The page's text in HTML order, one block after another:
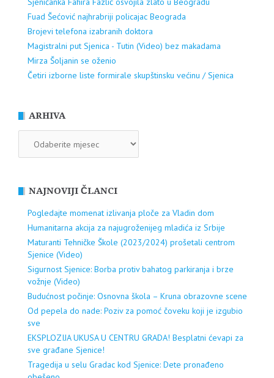
Fuad Šećović najhrabriji policajac Beograda
Brojevi telefona izabranih doktora
Magistralni put Sjenica - Tutin (Video) bez makadama
Mirza Šoljanin se oženio
Četiri izborne liste formirale skupštinsku većinu / Sjenica
ARHIVA
NAJNOVIJI ČLANCI
Pogledajte momenat izlivanja ploče za Vladin dom
Humanitarna akcija za najugroženijeg mladića iz Srbije
Maturanti Tehničke Škole (2023/2024) prošetali centrom
Sjenice (Video)
Sigurnost Sjenice: Borba protiv bahatog parkiranja i brze
vožnje (Video)
Budućnost počinje: Osnovna škola – Kruna obrazovne scene
Od pepela do nade: Poziv za pomoć čoveku koji je izgubio
sve
EKSPLOZIJA UKUSA U CENTRU GRADA! Besplatni ćevapi za
sve građane Sjenice!
Tragedija u selu Gradac kod Sjenice: Dete pronađeno